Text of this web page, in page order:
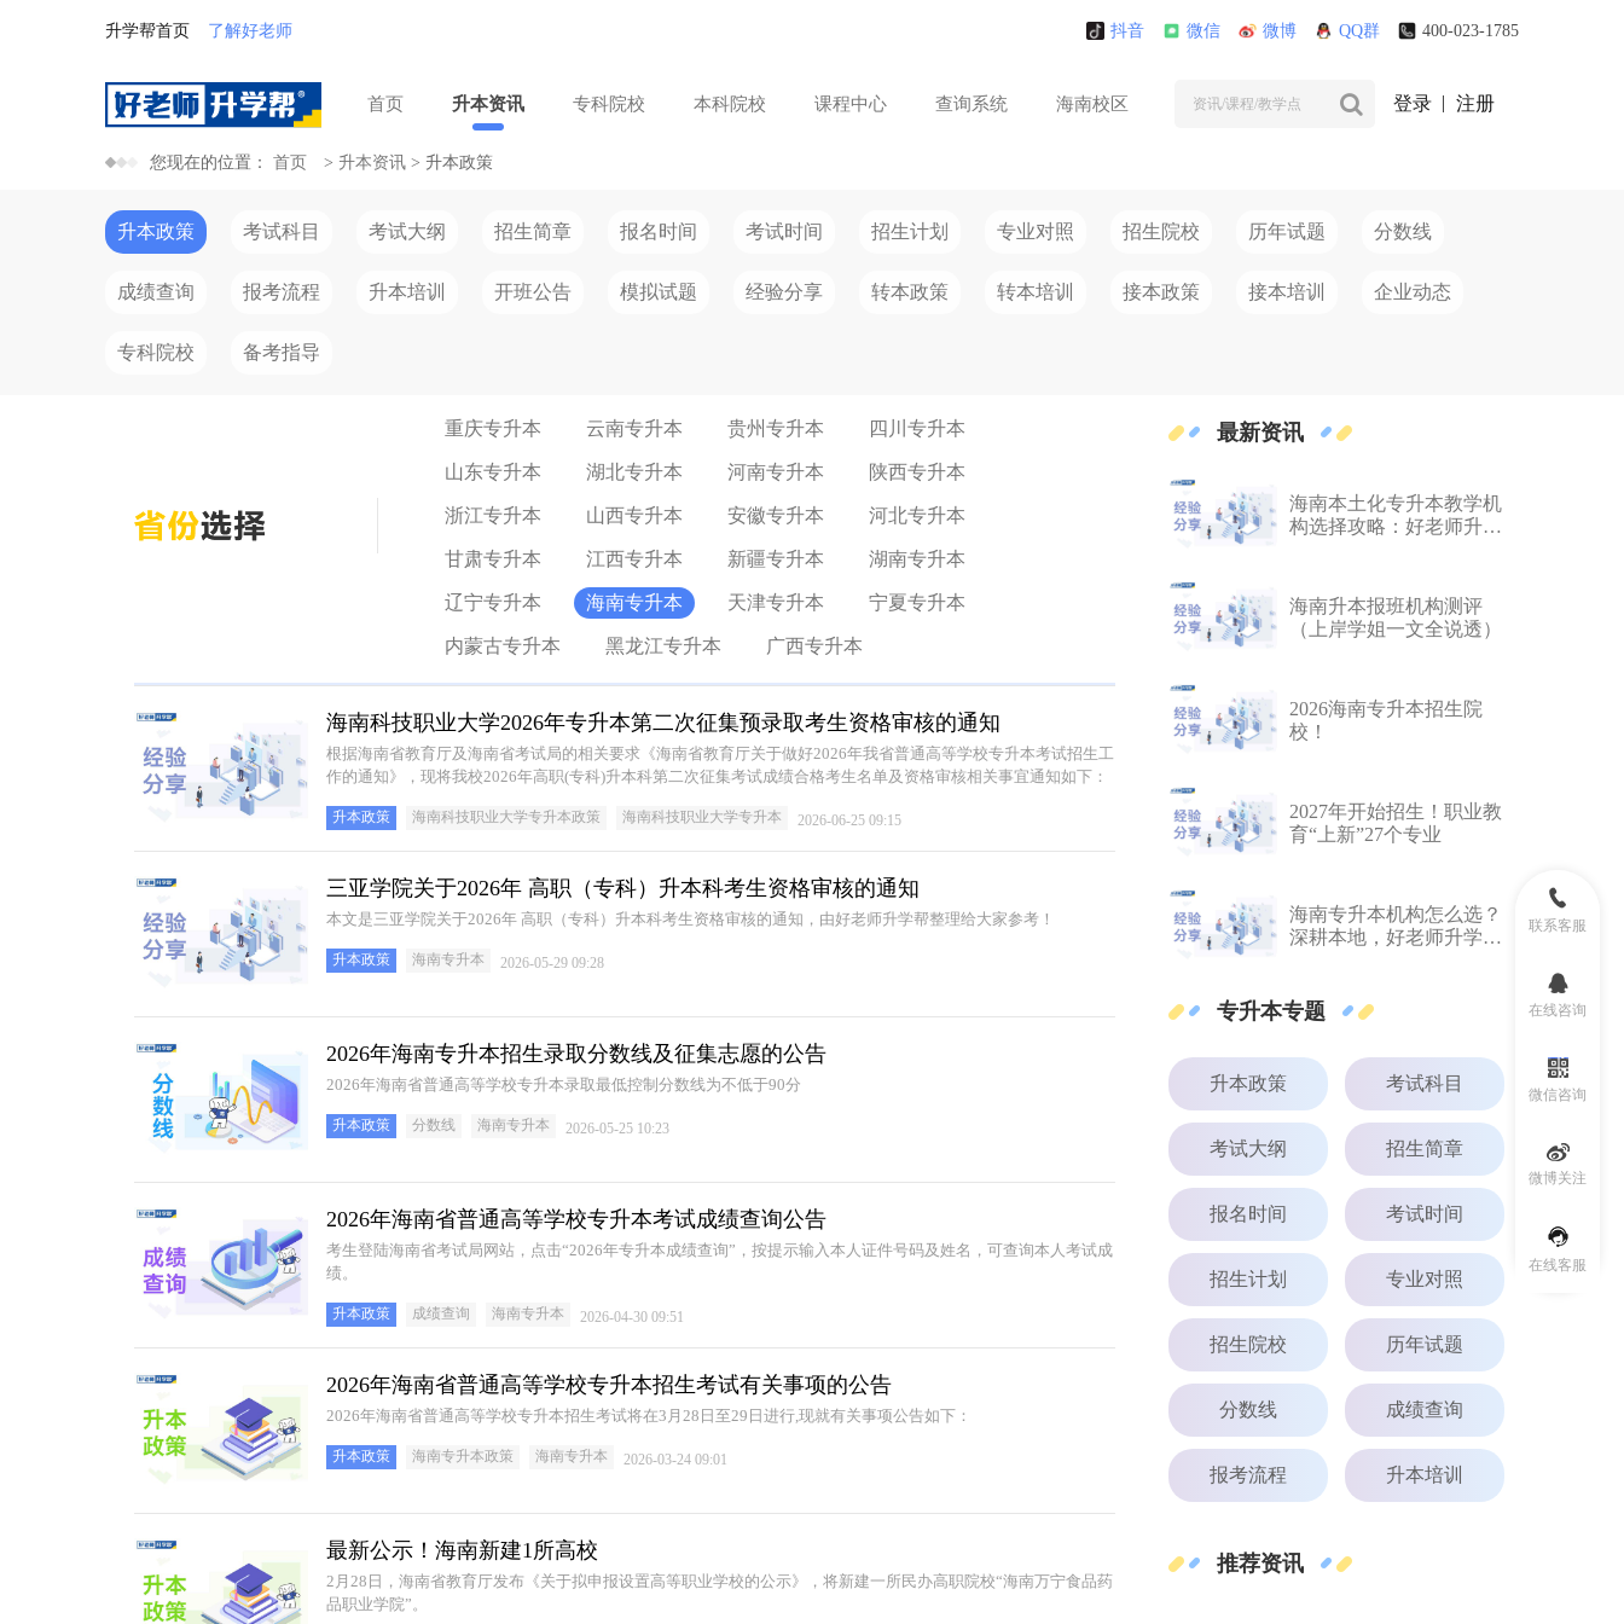
升学帮首页 了解好老师 抖音 微信 微博 QQ群 400-023-1785
首页 升本资讯 专科院校 本科院校 课程中心 查询系统 海南校区 登录 注册
联系客服
在线咨询
微信咨询
微博关注
在线客服
您现在的位置： 首页 > 升本资讯 > 升本政策
升本政策 考试科目 考试大纲 招生简章 报名时间 考试时间 招生计划 专业对照 招生院校 历年试题 分数线
成绩查询 报考流程 升本培训 开班公告 模拟试题 经验分享 转本政策 转本培训 接本政策 接本培训 企业动态
专科院校 备考指导
重庆专升本 云南专升本 贵州专升本 四川专升本
山东专升本 湖北专升本 河南专升本 陕西专升本
浙江专升本 山西专升本 安徽专升本 河北专升本
甘肃专升本 江西专升本 新疆专升本 湖南专升本
辽宁专升本 海南专升本 天津专升本 宁夏专升本
内蒙古专升本 黑龙江专升本 广西专升本
海南科技职业大学2026年专升本第二次征集预录取考生资格审核的通知
根据海南省教育厅及海南省考试局的相关要求《海南省教育厅关于做好2026年我省普通高等学校专升本考试招生工
作的通知》，现将我校2026年高职(专科)升本科第二次征集考试成绩合格考生名单及资格审核相关事宜通知如下：
升本政策 海南科技职业大学专升本政策 海南科技职业大学专升本 2026-06-25 09:15
三亚学院关于2026年 高职（专科）升本科考生资格审核的通知
本文是三亚学院关于2026年 高职（专科）升本科考生资格审核的通知，由好老师升学帮整理给大家参考！
升本政策 海南专升本 2026-05-29 09:28
2026年海南专升本招生录取分数线及征集志愿的公告
2026年海南省普通高等学校专升本录取最低控制分数线为不低于90分
升本政策 分数线 海南专升本 2026-05-25 10:23
2026年海南省普通高等学校专升本考试成绩查询公告
考生登陆海南省考试局网站，点击“2026年专升本成绩查询”，按提示输入本人证件号码及姓名，可查询本人考试成
绩。
升本政策 成绩查询 海南专升本 2026-04-30 09:51
2026年海南省普通高等学校专升本招生考试有关事项的公告
2026年海南省普通高等学校专升本招生考试将在3月28日至29日进行,现就有关事项公告如下：
升本政策 海南专升本政策 海南专升本 2026-03-24 09:01
最新公示！海南新建1所高校
2月28日，海南省教育厅发布《关于拟申报设置高等职业学校的公示》，将新建一所民办高职院校“海南万宁食品药
品职业学院”。
最新资讯
海南本土化专升本教学机
构选择攻略：好老师升学
海南升本报班机构测评
（上岸学姐一文全说透）
2026海南专升本招生院
校！
2027年开始招生！职业教
育“上新”27个专业
海南专升本机构怎么选？
深耕本地，好老师升学帮
专升本专题
升本政策 考试科目
考试大纲 招生简章
报名时间 考试时间
招生计划 专业对照
招生院校 历年试题
分数线 成绩查询
报考流程 升本培训
推荐资讯